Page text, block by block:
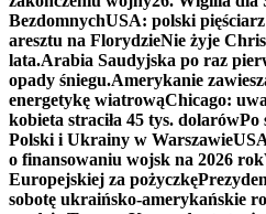
BezdomnychUSA: polski
aresztu na FlorydzieNie żyje
lata.Arabia Saudyjska po raz
opady śniegu.Amerykanie
energetykę wiatrowąChicago:
kobieta straciła 45 tys. dolarówPo
Polski i Ukrainy w Warszawie
o finansowaniu wojsk na 2026 rok
Europejskiej za pożyczkę
sobotę ukraińsko-amerykańskie